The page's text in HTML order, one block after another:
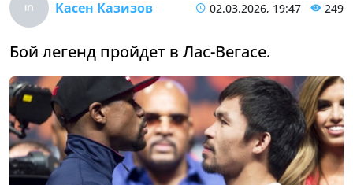
Касен Казизов 02.03.2026, 19:47 249
Бой легенд пройдет в Лас-Вегасе.